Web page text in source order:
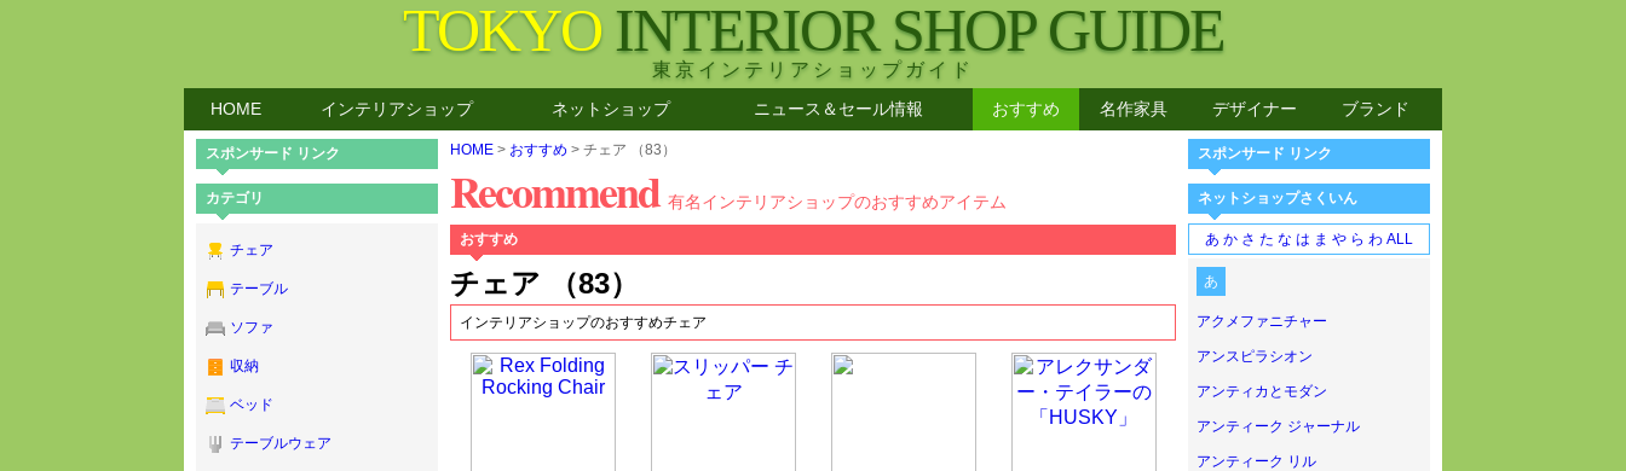
TOKYOINTERIOR SHOP GUIDE
東京インテリアショップガイド
HOME インテリアショップ ネットショップ ニュース＆セール情報 おすすめ 名作家具 デザイナー ブランド
スポンサード リンク
カテゴリ
チェア
テーブル
ソファ
収納
ベッド
テーブルウェア
HOME > おすすめ > チェア （83）
Recommend 有名インテリアショップのおすすめアイテム
おすすめ
チェア （83）
インテリアショップのおすすめチェア
スポンサード リンク
ネットショップさくいん
あ か さ た な は ま や ら わ ALL
あ
アクメファニチャー
アンスピラシオン
アンティカとモダン
アンティーク ジャーナル
アンティーク リル